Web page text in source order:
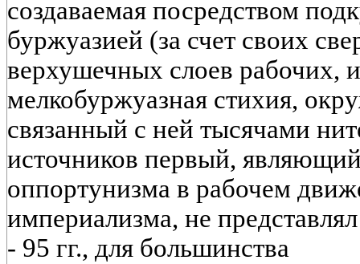
создаваемая посредством
буржуазией (за счет своих
верхушечных слоев рабочих,
мелкобуржуазная стихия,
связанный с ней тысячами
источников первый,
оппортунизма в рабочем
империализма, не
- 95 гг., для большинства